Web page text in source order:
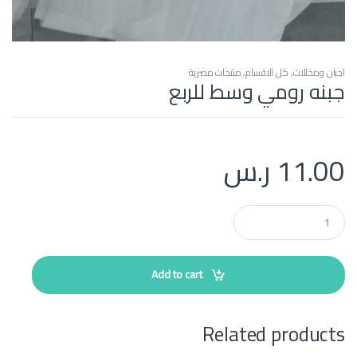
اجبان ومخللات,كل الاقسام,منتجات مصرية
جبنه رومي وسط للربع
11.00 ر.س
Q
u
a
t
i
Add to cart
Related products